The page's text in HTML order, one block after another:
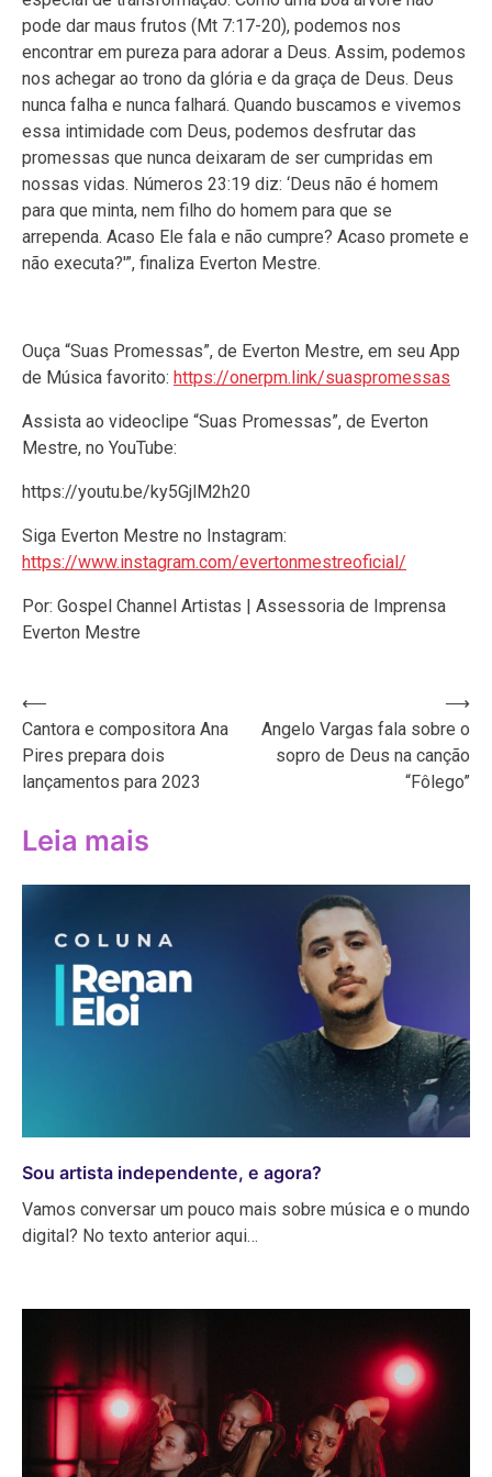
pode dar maus frutos (Mt 7:17-20), podemos nos
encontrar em pureza para adorar a Deus. Assim, podemos
nos achegar ao trono da glória e da graça de Deus. Deus
nunca falha e nunca falhará. Quando buscamos e vivemos
essa intimidade com Deus, podemos desfrutar das
promessas que nunca deixaram de ser cumpridas em
nossas vidas. Números 23:19 diz: ‘Deus não é homem
para que minta, nem filho do homem para que se
arrependa. Acaso Ele fala e não cumpre? Acaso promete e
não executa?'”, finaliza Everton Mestre.
Ouça “Suas Promessas”, de Everton Mestre, em seu App
de Música favorito: https://onerpm.link/suaspromessas
Assista ao videoclipe “Suas Promessas”, de Everton
Mestre, no YouTube:
https://youtu.be/ky5GjlM2h20
Siga Everton Mestre no Instagram:
https://www.instagram.com/evertonmestreoficial/
Por: Gospel Channel Artistas | Assessoria de Imprensa
Everton Mestre
Navegação
de
Post
⟵
Cantora e compositora Ana
Pires prepara dois
lançamentos para 2023
Angelo Vargas fala sobre o
sopro de Deus na canção
“Fôlego”
⟶
Leia mais
Sou artista independente, e agora?
Vamos conversar um pouco mais sobre música e o mundo
digital? No texto anterior aqui…